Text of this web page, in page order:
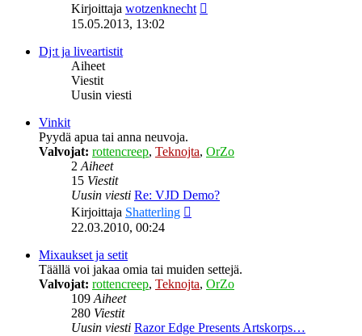
Kirjoittaja wotzenknecht
15.05.2013, 13:02
Dj:t ja liveartistit
Aiheet
Viestit
Uusin viesti
Vinkit
Pyydä apua tai anna neuvoja.
Valvojat: rottencreep, Teknojta, OrZo
2Aiheet
15 Viestit
Uusin viesti Re: VJD Demo?
Kirjoittaja Shatterling
22.03.2010, 00:24
Mixaukset ja setit
Täällä voi jakaa omia tai muiden settejä.
Valvojat: rottencreep, Teknojta, OrZo
109Aiheet
280 Viestit
Uusin viesti Razor Edge Presents Artskorps…